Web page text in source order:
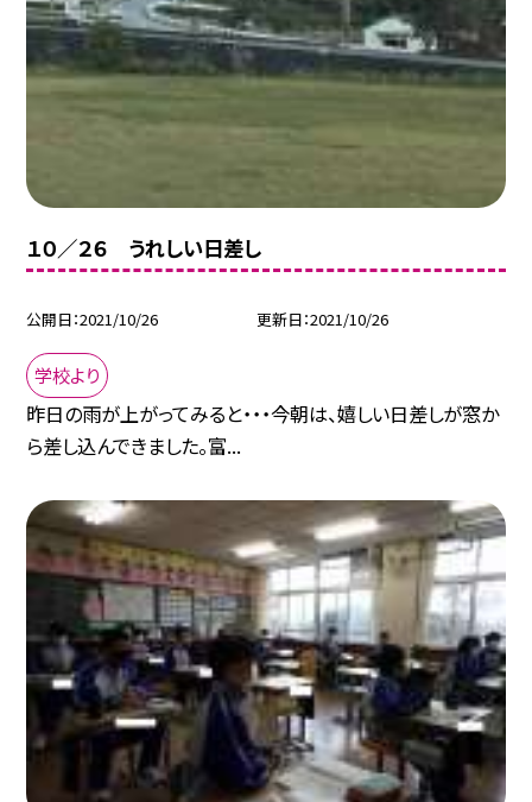
１０／２６ うれしい日差し
公開日 2021/10/26 更新日 2021/10/26
学校より
昨日の雨が上がってみると・・・今朝は、嬉しい日差しが窓か
ら差し込んできました。富...